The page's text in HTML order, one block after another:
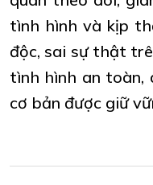
tình hình và kịp
độc, sai sự thật
tình hình an toàn,
cơ bản được giữ